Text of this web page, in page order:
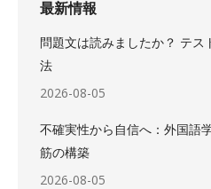
最新情報
問題文は読みましたか？ テ
法
2026-08-05
不確実性から自信へ：外国語
筋の構築
2026-08-05